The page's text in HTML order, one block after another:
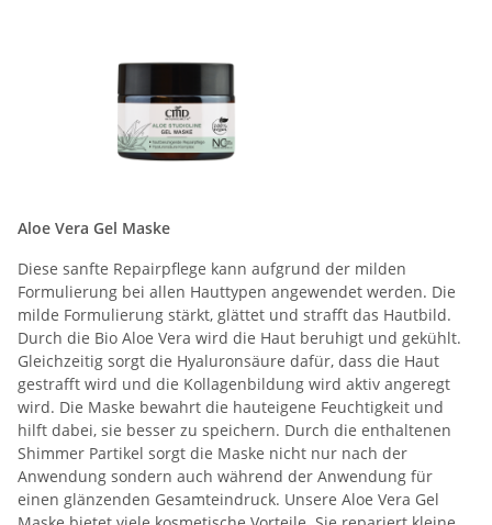
Aloe Vera Gel Maske
Diese sanfte Repairpflege kann aufgrund der milden
Formulierung bei allen Hauttypen angewendet werden. Die
milde Formulierung stärkt, glättet und strafft das Hautbild.
Durch die Bio Aloe Vera wird die Haut beruhigt und gekühlt.
Gleichzeitig sorgt die Hyaluronsäure dafür, dass die Haut
gestrafft wird und die Kollagenbildung wird aktiv angeregt
wird. Die Maske bewahrt die hauteigene Feuchtigkeit und
hilft dabei, sie besser zu speichern. Durch die enthaltenen
Shimmer Partikel sorgt die Maske nicht nur nach der
Anwendung sondern auch während der Anwendung für
einen glänzenden Gesamteindruck. Unsere Aloe Vera Gel